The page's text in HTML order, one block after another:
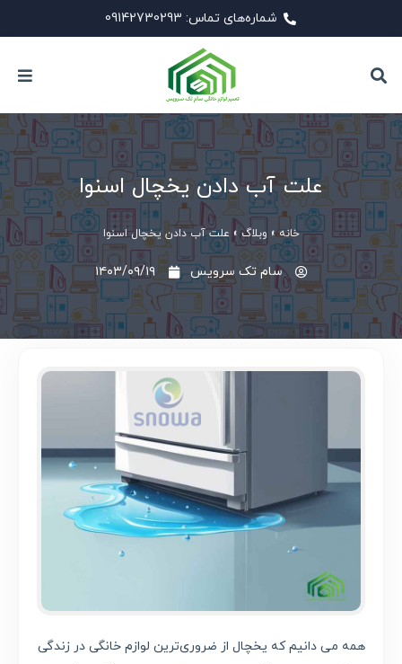
شماره‌های تماس: 09142730293
علت آب دادن یخچال اسنوا
خانه» وبلاگ» علت آب دادن یخچال اسنوا
سام تک سرویس ۱۴۰۳/۰۹/۱۹
همه می دانیم که یخچال از ضروری‌ترین لوازم خانگی در زندگی